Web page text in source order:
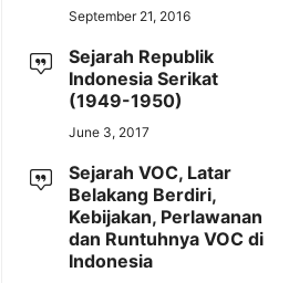
September 21, 2016
Sejarah Republik
Indonesia Serikat
(1949-1950)
June 3, 2017
Sejarah VOC, Latar
Belakang Berdiri,
Kebijakan, Perlawanan
dan Runtuhnya VOC di
Indonesia